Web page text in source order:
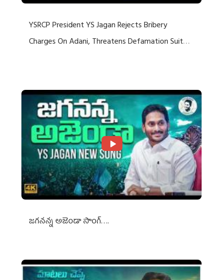
YSRCP President YS Jagan Rejects Bribery
Charges On Adani, Threatens Defamation Suit
జగనన్న అజెండా సాంగ్….